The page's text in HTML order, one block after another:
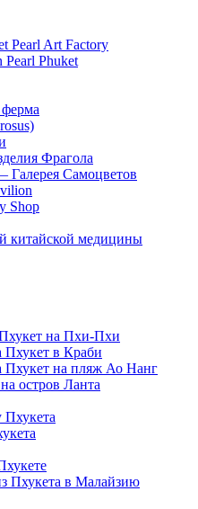
Pearl Art Factory
Phuket
Фрагола
Галерея Самоцветов
Shop
китайской медицины
на Пхи-Пхи
Пхукет в Краби
Пхукет на пляж Ао Нанг
остров Ланта
Пхукета
Пхукета в Малайзию